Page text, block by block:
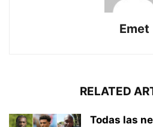
Emet
RELATED
Todas las